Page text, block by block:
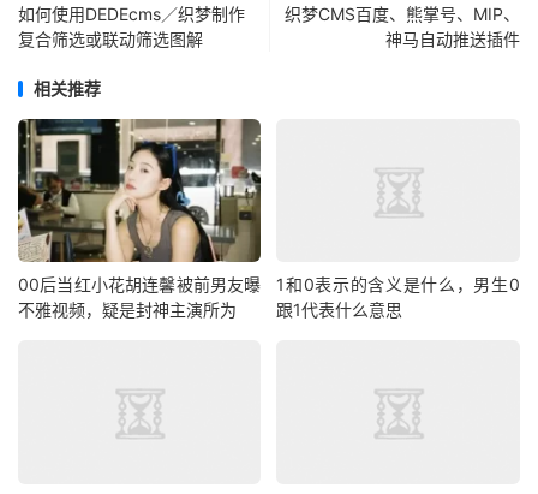
如何使用DEDEcms／织梦制作
复合筛选或联动筛选图解
织梦CMS百度、熊掌号、MIP、
神马自动推送插件
相关推荐
00后当红小花胡连馨被前男友曝
不雅视频，疑是封神主演所为
1和0表示的含义是什么，男生0
跟1代表什么意思